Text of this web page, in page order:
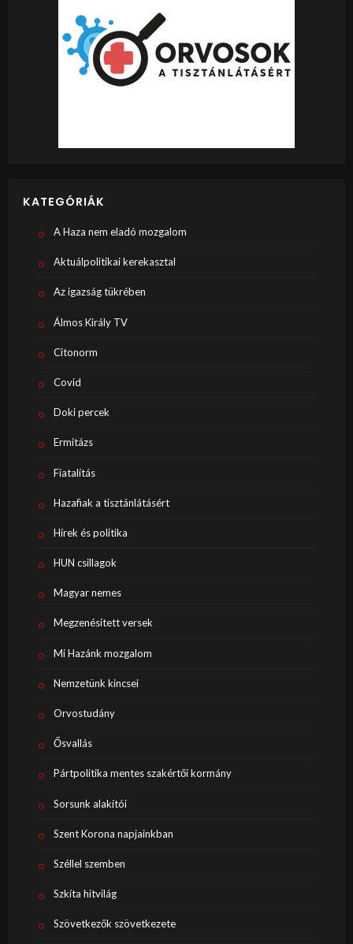
KATEGÓRIÁK
A Haza nem eladó mozgalom
Aktuálpolitikai kerekasztal
Az igazság tükrében
Álmos Király TV
Citonorm
Covid
Doki percek
Ermitázs
Fiatalítás
Hazafiak a tisztánlátásért
Hírek és politika
HUN csillagok
Magyar nemes
Megzenésített versek
Mi Hazánk mozgalom
Nemzetünk kincsei
Orvostudány
Ősvallás
Pártpolitika mentes szakértői kormány
Sorsunk alakítói
Szent Korona napjainkban
Széllel szemben
Szkíta hitvilág
Szövetkezők szövetkezete